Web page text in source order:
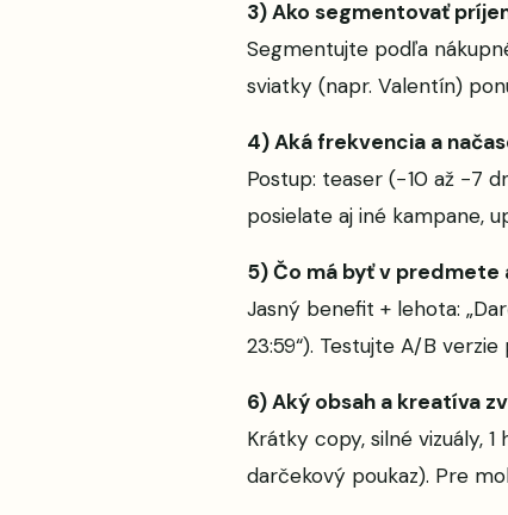
3) Ako segmentovať
Segmentujte podľa
sviatky (napr. Valentín)
4) Aká frekvencia a
Postup: teaser (−10 až −7
posielate aj iné kampane,
5) Čo má byť v predmete
Jasný benefit + lehota:
23:59“). Testujte A/B
6) Aký obsah a kreatíva
Krátky copy, silné vizuály,
darčekový poukaz). Pre